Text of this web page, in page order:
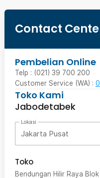
Contact
Pembelian Online
Telp : (021) 39 700 200
Customer Service (WA) :
Toko Kami
Jabodetabek
Lokasi
Jakarta Pusat
Toko
Bendungan Hilir Raya Blok